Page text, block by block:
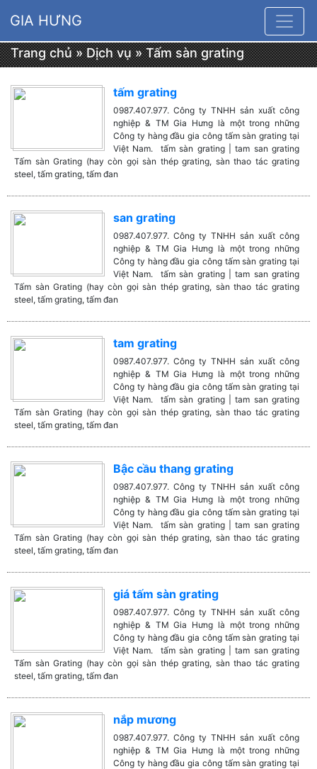
GIA HƯNG
Trang chủ » Dịch vụ » Tấm sàn grating
tấm grating
0987.407.977. Công ty TNHH sản xuất công
nghiệp & TM Gia Hưng là một trong những
Công ty hàng đầu gia công tấm sàn grating tại
Việt Nam. tấm sàn grating | tam san grating
Tấm sàn Grating (hay còn gọi sàn thép grating, sàn thao tác grating
steel, tấm grating, tấm đan
san grating
0987.407.977. Công ty TNHH sản xuất công
nghiệp & TM Gia Hưng là một trong những
Công ty hàng đầu gia công tấm sàn grating tại
Việt Nam. tấm sàn grating | tam san grating
Tấm sàn Grating (hay còn gọi sàn thép grating, sàn thao tác grating
steel, tấm grating, tấm đan
tam grating
0987.407.977. Công ty TNHH sản xuất công
nghiệp & TM Gia Hưng là một trong những
Công ty hàng đầu gia công tấm sàn grating tại
Việt Nam. tấm sàn grating | tam san grating
Tấm sàn Grating (hay còn gọi sàn thép grating, sàn thao tác grating
steel, tấm grating, tấm đan
Bậc cầu thang grating
0987.407.977. Công ty TNHH sản xuất công
nghiệp & TM Gia Hưng là một trong những
Công ty hàng đầu gia công tấm sàn grating tại
Việt Nam. tấm sàn grating | tam san grating
Tấm sàn Grating (hay còn gọi sàn thép grating, sàn thao tác grating
steel, tấm grating, tấm đan
giá tấm sàn grating
0987.407.977. Công ty TNHH sản xuất công
nghiệp & TM Gia Hưng là một trong những
Công ty hàng đầu gia công tấm sàn grating tại
Việt Nam. tấm sàn grating | tam san grating
Tấm sàn Grating (hay còn gọi sàn thép grating, sàn thao tác grating
steel, tấm grating, tấm đan
nắp mương
0987.407.977. Công ty TNHH sản xuất công
nghiệp & TM Gia Hưng là một trong những
Công ty hàng đầu gia công tấm sàn grating tại